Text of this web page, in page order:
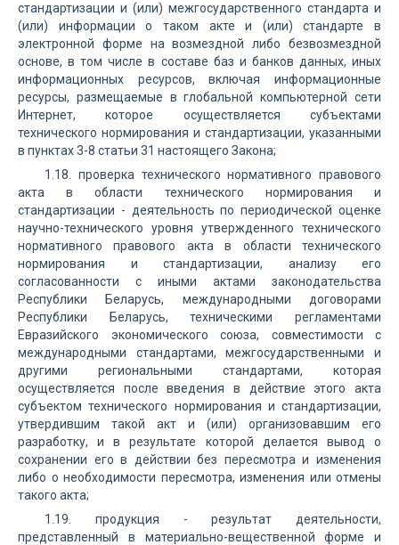
стандартизации и (или) межгосударственного стандарта и
(или) информации о таком акте и (или) стандарте в
электронной форме на возмездной либо безвозмездной
основе, в том числе в составе баз и банков данных, иных
информационных ресурсов, включая информационные
ресурсы, размещаемые в глобальной компьютерной сети
Интернет, которое осуществляется субъектами
технического нормирования и стандартизации, указанными
в пунктах 3-8 статьи 31 настоящего Закона;
1.18. проверка технического нормативного правового
акта в области технического нормирования и
стандартизации - деятельность по периодической оценке
научно-технического уровня утвержденного технического
нормативного правового акта в области технического
нормирования и стандартизации, анализу его
согласованности с иными актами законодательства
Республики Беларусь, международными договорами
Республики Беларусь, техническими регламентами
Евразийского экономического союза, совместимости с
международными стандартами, межгосударственными и
другими региональными стандартами, которая
осуществляется после введения в действие этого акта
субъектом технического нормирования и стандартизации,
утвердившим такой акт и (или) организовавшим его
разработку, и в результате которой делается вывод о
сохранении его в действии без пересмотра и изменения
либо о необходимости пересмотра, изменения или отмены
такого акта;
1.19. продукция - результат деятельности,
представленный в материально-вещественной форме и